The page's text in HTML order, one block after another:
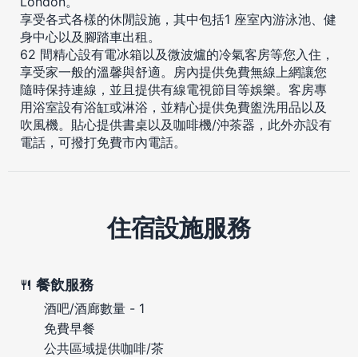
享受各式各樣的休閒設施，其中包括1 座室內游泳池、健
身中心以及腳踏車出租。
62 間精心設有電冰箱以及微波爐的冷氣客房等您入住，
享受家一般的溫馨與舒適。房內提供免費無線上網讓您
隨時保持連線，並且提供有線電視節目等娛樂。客房專
用浴室設有浴缸或淋浴，並精心提供免費盥洗用品以及
吹風機。貼心提供書桌以及咖啡機/沖茶器，此外亦設有
電話，可撥打免費市內電話。
住宿設施服務
餐飲服務
酒吧/酒廊數量 - 1
免費早餐
公共區域提供咖啡/茶